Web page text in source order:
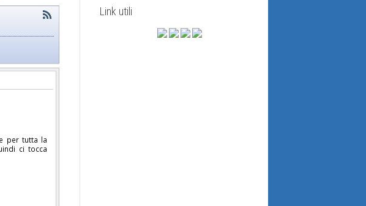
per tutta la
ci tocca
Link utili